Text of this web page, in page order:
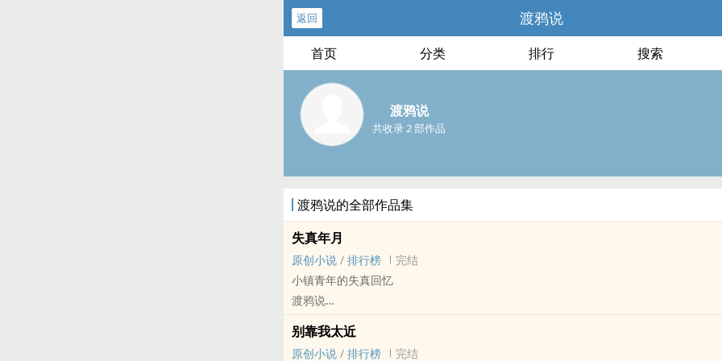
返回 渡鸦说
首页 分类 排行 搜索
渡鸦说
共收录 2 部作品
渡鸦说的全部作品集
失真年月
原创小说 / 排行榜
完结
小镇青年的失真回忆
渡鸦说
现代 - 第一人称
别靠我太近
原创小说 / 排行榜
完结